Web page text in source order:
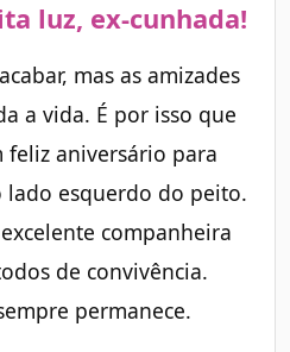
luz, ex-cunhada!
mas as amizades
a vida. É por isso que
aniversário para
esquerdo do peito.
companheira
de convivência.
permanece.